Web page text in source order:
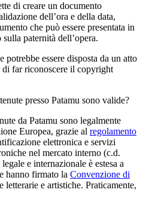
di creare un documento
dell’ora e della data,
che può essere presentata in
paternità dell’opera.
potrebbe essere disposta da un atto
di far riconoscere il copyright
presso Patamu sono valide?
da Patamu sono legalmente
Europea, grazie al regolamento
elettronica e servizi
nel mercato interno (c.d.
e internazionale è estesa a
hanno firmato la Convenzione di
letterarie e artistiche. Praticamente,